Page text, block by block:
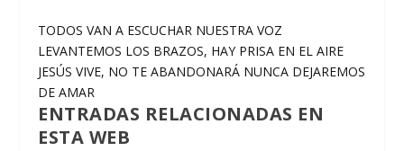
TODOS VAN A ESCUCHAR NUESTRA VOZ
LEVANTEMOS LOS BRAZOS, HAY PRISA EN EL AIRE
JESÚS VIVE, NO TE ABANDONARÁ NUNCA DEJAREMOS
DE AMAR
ENTRADAS RELACIONADAS EN
ESTA WEB